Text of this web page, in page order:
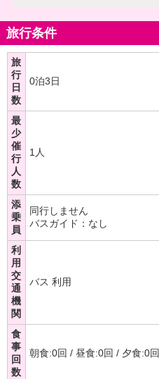
旅行条件
旅
行
日
数
0泊3日
最
少
催
行
人
数
1人
添
乗
員
同行しません
バスガイド：なし
利
用
交
通
機
関
バス 利用
食
事
回
数
朝食:0回 / 昼食:0回 / 夕食:0回